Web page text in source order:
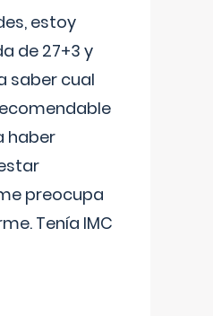
estoy
de 27+3 y
saber cual
haber
preocupa
Tenía IMC